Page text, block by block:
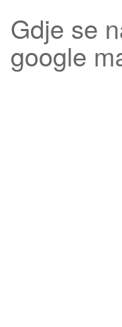
Gdje se
google